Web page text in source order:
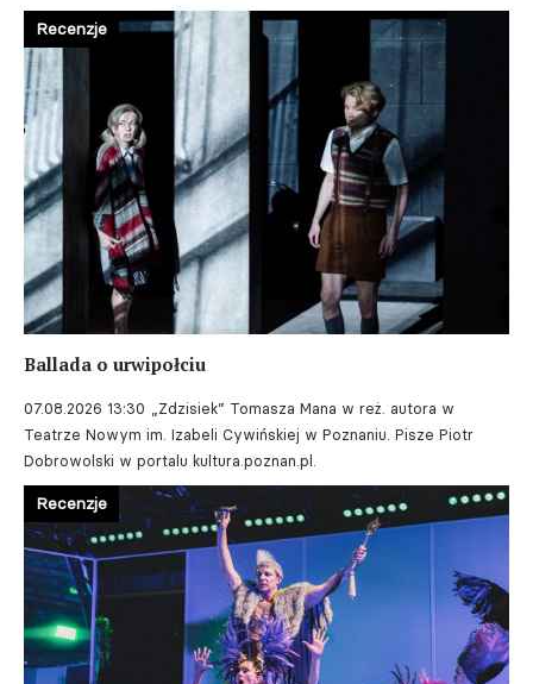
Ballada o urwipołciu
07.08.2026 13:30 „Zdzisiek” Tomasza Mana w reż. autora w
Teatrze Nowym im. Izabeli Cywińskiej w Poznaniu. Pisze Piotr
Dobrowolski w portalu kultura.poznan.pl.
Recenzje
Recenzje